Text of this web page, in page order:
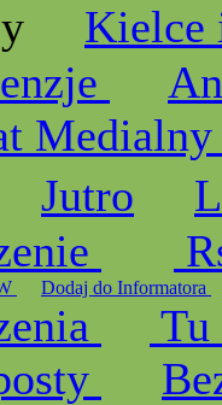
Kielce
Medialny
Jutro
Dodaj do Informatora
Tu